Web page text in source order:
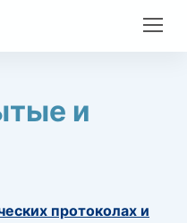
и
протоколах и